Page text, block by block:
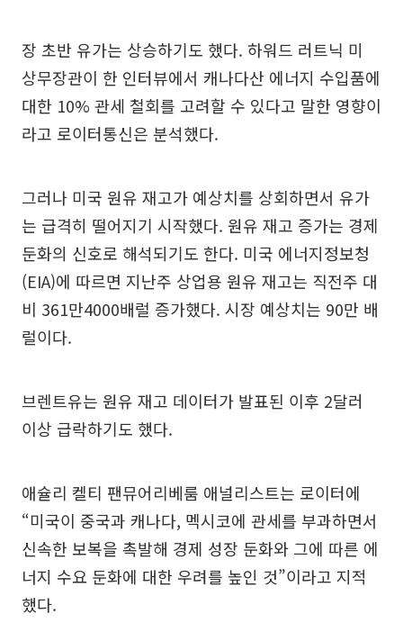
장 초반 유가는 상승하기도 했다. 하워드 러트닉 미
상무장관이 한 인터뷰에서 캐나다산 에너지 수입품에
대한 10% 관세 철회를 고려할 수 있다고 말한 영향이
라고 로이터통신은 분석했다.
그러나 미국 원유 재고가 예상치를 상회하면서 유가
는 급격히 떨어지기 시작했다. 원유 재고 증가는 경제
둔화의 신호로 해석되기도 한다. 미국 에너지정보청
(EIA)에 따르면 지난주 상업용 원유 재고는 직전주 대
비 361만4000배럴 증가했다. 시장 예상치는 90만 배
럴이다.
브렌트유는 원유 재고 데이터가 발표된 이후 2달러
이상 급락하기도 했다.
애슐리 켈티 팬뮤어리베룸 애널리스트는 로이터에
“미국이 중국과 캐나다, 멕시코에 관세를 부과하면서
신속한 보복을 촉발해 경제 성장 둔화와 그에 따른 에
너지 수요 둔화에 대한 우려를 높인 것”이라고 지적
했다.